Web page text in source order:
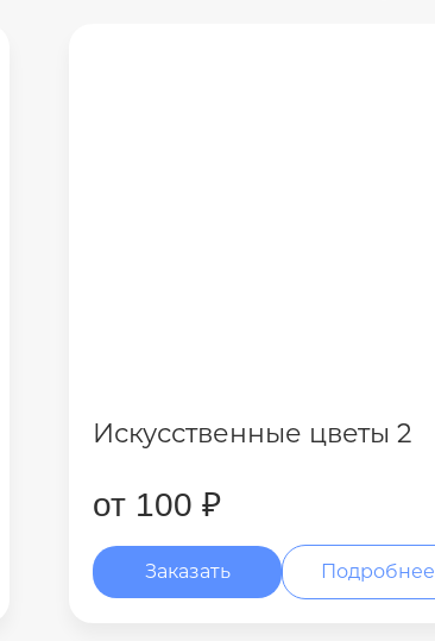
Искусственные цветы 2
от 100 ₽
Заказать Подробнее